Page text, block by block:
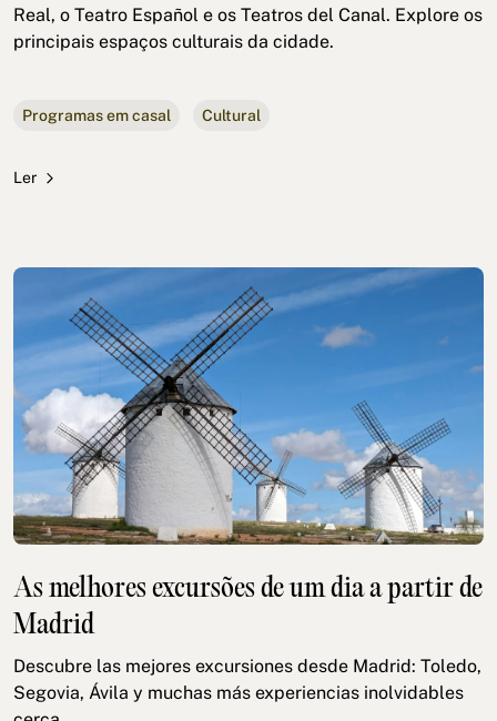
Real, o Teatro Español e os Teatros del Canal. Explore os
principais espaços culturais da cidade.
Programas em casal Cultural
Ler
As melhores excursões de um dia a partir de
Madrid
Descubre las mejores excursiones desde Madrid: Toledo,
Segovia, Ávila y muchas más experiencias inolvidables